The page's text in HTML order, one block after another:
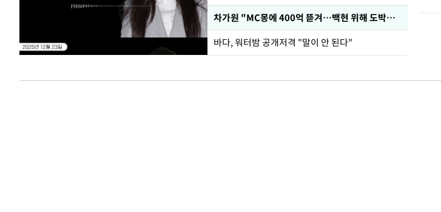
차가원 "MC몽에 400억 뜯겨…백현 위해 도박빚 갚아줘"
바다, 워터밤 공개저격 "말이 안 된다"